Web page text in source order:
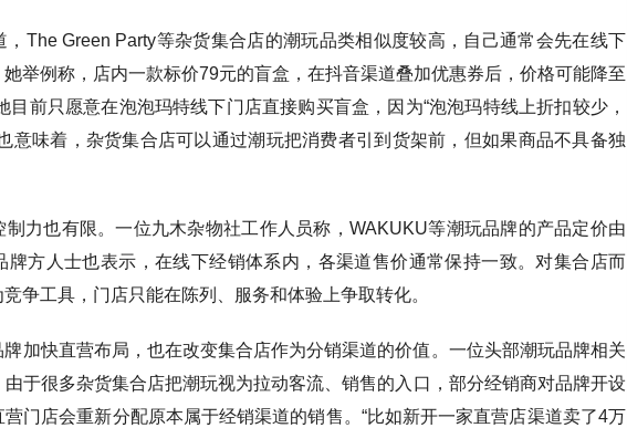
，The Green Party等杂货集合店的潮玩品类相似度较高，自己通常会先在线下
举例称，店内一款标价79元的盲盒，在抖音渠道叠加优惠券后，价格可能降至
前只愿意在泡泡玛特线下门店直接购买盲盒，因为“泡泡玛特线上折扣较少，
意味着，杂货集合店可以通过潮玩把消费者引到货架前，但如果商品不具备独
力也有限。一位九木杂物社工作人员称，WAKUKU等潮玩品牌的产品定价由
牌方人士也表示，在线下经销体系内，各渠道售价通常保持一致。对集合店而
争工具，门店只能在陈列、服务和体验上争取转化。
加快直营布局，也在改变集合店作为分销渠道的价值。一位头部潮玩品牌相关
于很多杂货集合店把潮玩视为拉动客流、销售的入口，部分经销商对品牌开设
门店会重新分配原本属于经销渠道的销售。“比如新开一家直营店渠道卖了4万